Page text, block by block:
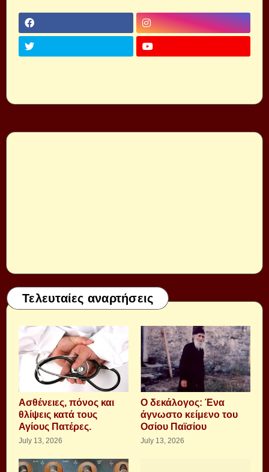
Τελευταίες αναρτήσεις
Aσθένειες, πόνος και
θλίψεις κατά τους
Αγίους Πατέρες.
July 13, 2026
Ο δεκάλογος: Ένα
άγνωστο κείμενο του
Οσίου Παϊσίου
July 13, 2026